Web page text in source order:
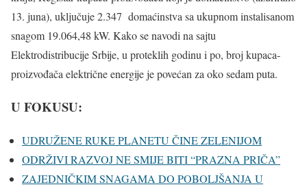
13. juna), uključuje 2.347 domaćinstva sa ukupnom instalisanom
snagom 19.064,48 kW. Kako se navodi na sajtu
Elektrodistribucije Srbije, u proteklih godinu i po, broj kupaca-
proizvođača električne energije je povećan za oko sedam puta.
U FOKUSU:
UDRUŽENE RUKE PLANETU ČINE ZELENIJOM
ODRŽIVI RAZVOJ NE SMIJE BITI “PRAZNA PRIČA”
ZAJEDNIČKIM SNAGAMA DO POBOLJŠANJA U